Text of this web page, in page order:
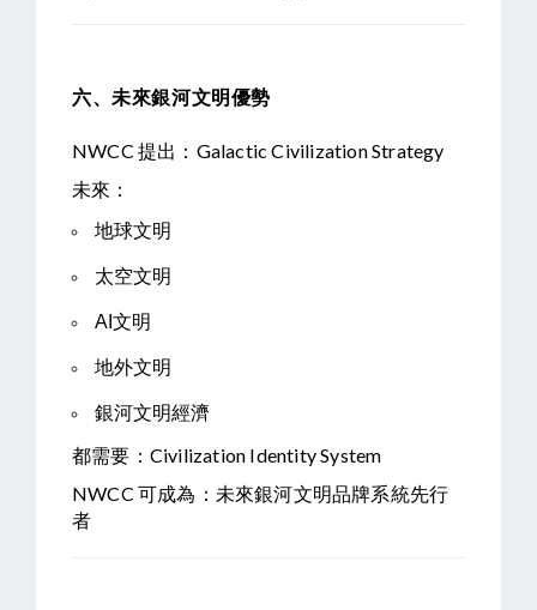
六、未來銀河文明優勢
NWCC 提出： Galactic Civilization Strategy
未來：
地球文明
太空文明
AI文明
地外文明
銀河文明經濟
都需要： Civilization Identity System
NWCC 可成為： 未來銀河文明品牌系統先行
者